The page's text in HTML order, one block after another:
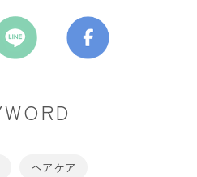
ヘアケア